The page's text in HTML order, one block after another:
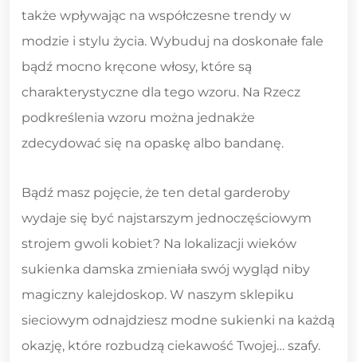
także wpływając na współczesne trendy w
modzie i stylu życia. Wybuduj na doskonałe fale
bądź mocno kręcone włosy, które są
charakterystyczne dla tego wzoru. Na Rzecz
podkreślenia wzoru można jednakże
zdecydować się na opaskę albo bandanę.
Bądź masz pojęcie, że ten detal garderoby
wydaje się być najstarszym jednoczęściowym
strojem gwoli kobiet? Na lokalizacji wieków
sukienka damska zmieniała swój wygląd niby
magiczny kalejdoskop. W naszym sklepiku
sieciowym odnajdziesz modne sukienki na każdą
okazję, które rozbudzą ciekawość Twojej… szafy.